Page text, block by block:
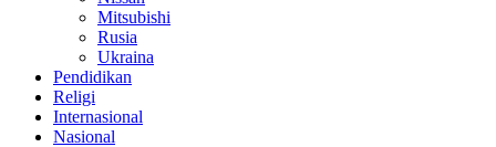
Mitsubishi
Rusia
Ukraina
Pendidikan
Religi
Internasional
Nasional